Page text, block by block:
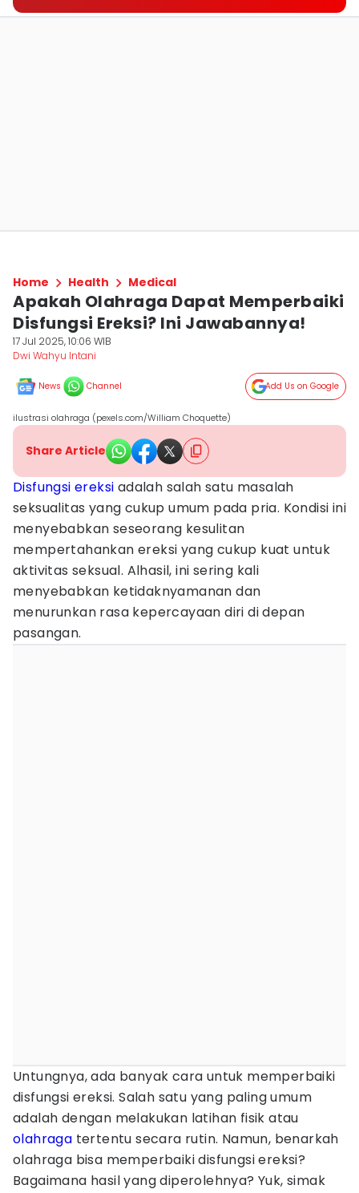
Home Health Medical
Apakah Olahraga Dapat Memperbaiki
Disfungsi Ereksi? Ini Jawabannya!
17 Jul 2025, 10:06 WIB
Dwi Wahyu Intani
News Channel Add Us on Google
ilustrasi olahraga (pexels.com/William Choquette)
Share Article
Disfungsi ereksi adalah salah satu masalah
seksualitas yang cukup umum pada pria. Kondisi ini
menyebabkan seseorang kesulitan
mempertahankan ereksi yang cukup kuat untuk
aktivitas seksual. Alhasil, ini sering kali
menyebabkan ketidaknyamanan dan
menurunkan rasa kepercayaan diri di depan
pasangan.
Untungnya, ada banyak cara untuk memperbaiki
disfungsi ereksi. Salah satu yang paling umum
adalah dengan melakukan latihan fisik atau
olahraga tertentu secara rutin. Namun, benarkah
olahraga bisa memperbaiki disfungsi ereksi?
Bagaimana hasil yang diperolehnya? Yuk, simak